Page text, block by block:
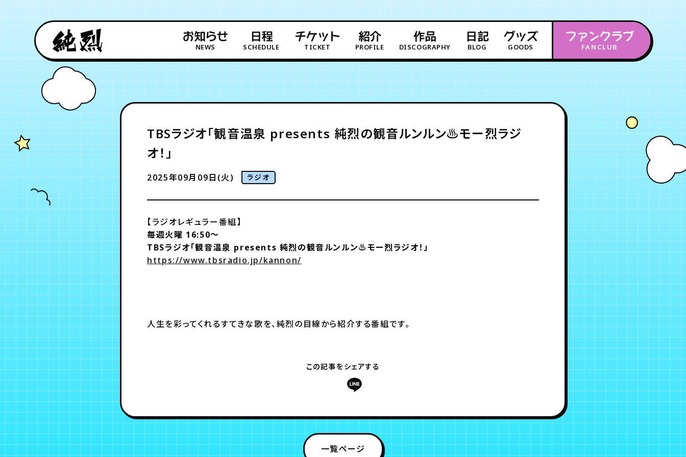
お知らせ
NEWS
日程
SCHEDULE
チケット
TICKET
紹介
PROFILE
作品
DISCOGRAPHY
日記
BLOG
グッズ
GOODS
ファンクラブ
FANCLUB
FC NEWS MOVIE
TBSラジオ「観音温泉 presents 純烈の観音ルンルン♨モー烈ラジ
オ！」
2025年09月09日(火) ラジオ
【ラジオレギュラー番組】
毎週火曜 16:50～
TBSラジオ「観音温泉 presents 純烈の観音ルンルン♨モー烈ラジオ！」
https://www.tbsradio.jp/kannon/
人生を彩ってくれるすてきな歌を、純烈の目線から紹介する番組です。
この記事をシェアする
一覧ページ